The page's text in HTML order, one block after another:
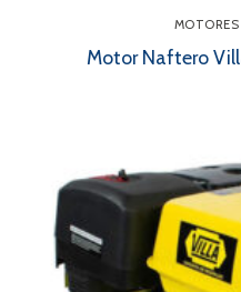
Motor Naftero